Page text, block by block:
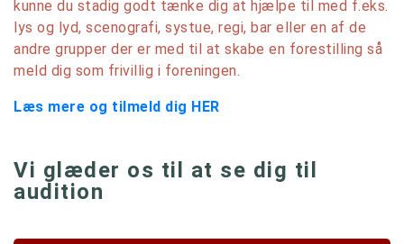
kunne du stadig godt tænke dig at hjælpe til med f.eks.
lys og lyd, scenografi, systue, regi, bar eller en af de
andre grupper der er med til at skabe en forestilling så
meld dig som frivillig i foreningen.
Læs mere og tilmeld dig HER
Vi glæder os til at se dig til
audition